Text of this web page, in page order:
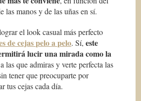
las manos y de las uñas en sí.
el look casual más perfecto
de cejas pelo a pelo. Sí,este
lucir una mirada como la
a las que admiras y verte perfecta las
tener que preocuparte por
tus cejas cada día.